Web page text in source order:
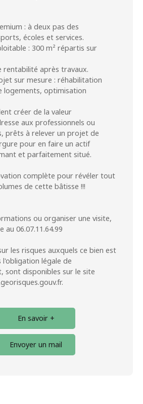
: à deux pas des
écoles et services.
: 300 m² répartis sur
rentabilité après travaux.
sur mesure : réhabilitation
logements, optimisation
créer de la valeur
aux professionnels ou
prêts à relever un projet de
pour en faire un actif
et parfaitement situé.
complète pour révéler tout
de cette bâtisse !!!
ou organiser une visite,
au 06.07.11.64.99
les risques auxquels ce bien est
légale de
sont disponibles sur le site
En savoir +
Envoyer un mail